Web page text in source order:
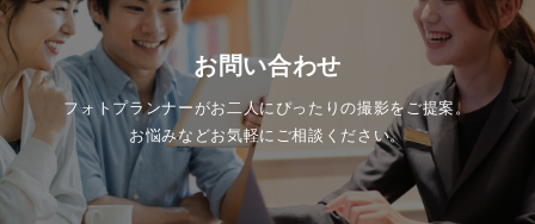
お問い合わせ
フォトプランナーがお二人にぴったりの撮影をご提案。
お悩みなどお気軽にご相談ください。